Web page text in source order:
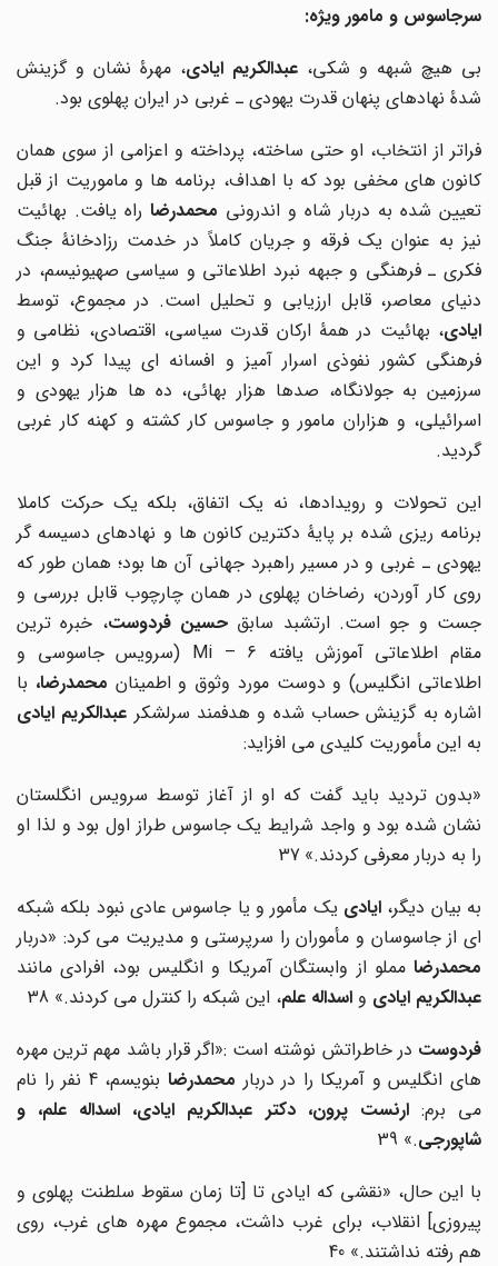
سرجاسوس و مامور ویژه:
بی هیچ شبهه و شکی،عبدالکریم ایادی، مهرۀ نشان و گزینش
شدۀ نهادهای پنهان قدرت یهودی ـ غربی در ایران پهلوی بود.
فراتر از انتخاب، او حتی ساخته، پرداخته و اعزامی از سوی همان
کانون های مخفی بود که با اهداف، برنامه ها و ماموریت از قبل
تعیین شده به دربار شاه و اندرونیمحمدرضاراه یافت. بهائیت
نیز به عنوان یک فرقه و جریان کاملاً در خدمت رزادخانۀ جنگ
فکری ـ فرهنگی و جبهه نبرد اطلاعاتی و سیاسی صهیونیسم، در
دنیای معاصر، قابل ارزیابی و تحلیل است. در مجموع، توسط
ایادی، بهائیت در همۀ ارکان قدرت سیاسی، اقتصادی، نظامی و
فرهنگی کشور نفوذی اسرار آمیز و افسانه ای پیدا کرد و این
سرزمین به جولانگاه، صدها هزار بهائی، ده ها هزار یهودی و
اسرائیلی، و هزاران مامور و جاسوس کار کشته و کهنه کار غربی
گردید.
این تحولات و رویدادها، نه یک اتفاق، بلکه یک حرکت کاملا
برنامه ریزی شده بر پایۀ دکترین کانون ها و نهادهای دسیسه گر
یهودی ـ غربی و در مسیر راهبرد جهانی آن ها بود؛ همان طور که
روی کار آوردن، رضاخان پهلوی در همان چارچوب قابل بررسی و
جست و جو است. ارتشبد سابقحسین فردوست، خبره ترین
مقام اطلاعاتی آموزش یافته Mi – 6 (سرویس جاسوسی و
اطلاعاتی انگلیس) و دوست مورد وثوق و اطمینانمحمدرضا،با
اشاره به گزینش حساب شده و هدفمند سرلشکرعبدالکریم ایادی
به این مأموریت کلیدی می افزاید:
«بدون تردید باید گفت که او از آغاز توسط سرویس انگلستان
نشان شده بود و واجد شرایط یک جاسوس طراز اول بود و لذا او
را به دربار معرفی کردند.»37
به بیان دیگر،ایادییک مأمور و یا جاسوس عادی نبود بلکه شبکه
ای از جاسوسان و مأموران را سرپرستی و مدیریت می کرد: «دربار
محمدرضامملو از وابستگان آمریکا و انگلیس بود، افرادی مانند
عبدالکریم ایادیو اسداله علم، این شبکه را کنترل می کردند.» 38
فردوستدر خاطراتش نوشته است :«اگر قرار باشد مهم ترین مهره
های انگلیس و آمریکا را در دربارمحمدرضا
بنویسم، 4 نفر را نام
می برم:ارنست پرون، دکتر عبدالکریم ایادی،اسداله علم، و
شاپورجی.» 39
با این حال، «نقشی که ایادی تا [تا زمان سقوط سلطنت پهلوی و
پیروزی] انقلاب، برای غرب داشت، مجموع مهره های غرب، روی
هم رفته نداشتند.» 40